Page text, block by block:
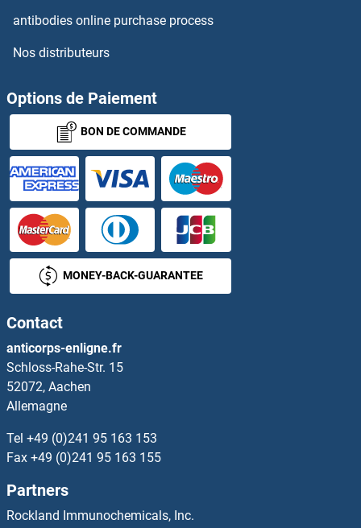
PIK3R1 Anticorps
PIK3R2 Anticorps
PIK3R3 Anticorps
PIK3R4 Anticorps
PIK3R5 Anticorps
PIK3R6 Anticorps
PIKFYVE Anticorps
PILRA Anticorps
PILRB Anticorps
PIM1 Anticorps
PIM2 Anticorps
PIM3 Anticorps
PIN1 Anticorps
antibodies online purchase process
Nos distributeurs
Options de Paiement
BON DE COMMANDE
MONEY-BACK-GUARANTEE
Contact
anticorps-enligne.fr
Schloss-Rahe-Str. 15
52072, Aachen
Allemagne
Tel +49 (0)241 95 163 153
Fax +49 (0)241 95 163 155
Partners
Rockland Immunochemicals, Inc.